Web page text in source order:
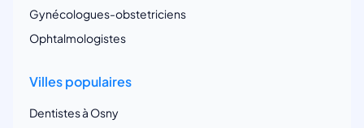
Gynécologues-obstetriciens
Ophtalmologistes
Villes populaires
Dentistes à Osny